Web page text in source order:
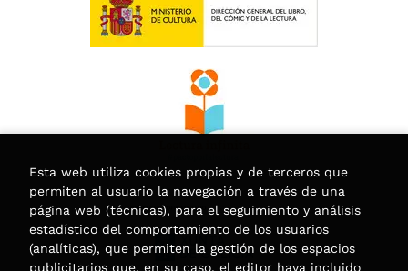
Esta web utiliza cookies propias y de terceros que
permiten al usuario la navegación a través de una
página web (técnicas), para el seguimiento y análisis
estadístico del comportamiento de los usuarios
(analíticas), que permiten la gestión de los espacios
publicitarios que, en su caso, el editor haya incluido